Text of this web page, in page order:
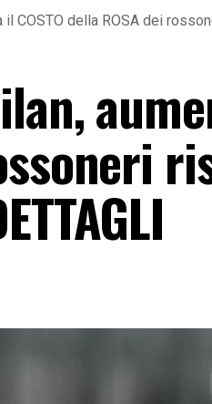
COSTO della ROSA dei